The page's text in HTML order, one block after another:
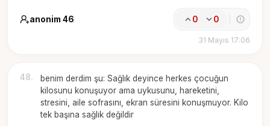
anonim 46 0 0
31 Mayıs 17:06
48.
benim derdim şu: Sağlık deyince herkes çocuğun
kilosunu konuşuyor ama uykusunu, hareketini,
stresini, aile sofrasını, ekran süresini konuşmuyor. Kilo
tek başına sağlık değildir